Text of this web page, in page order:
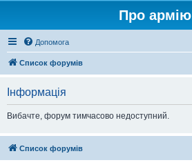
Про армію
Допомога
Список форумів
Інформація
Вибачте, форум тимчасово недоступний.
Список форумів